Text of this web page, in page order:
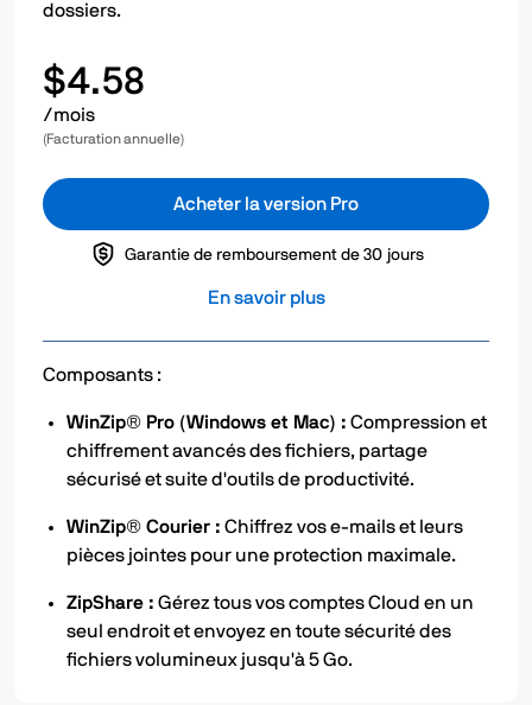
dossiers.
$4.58
/mois
(Facturation annuelle)
Acheter la version Pro
Garantie de remboursement de 30 jours
En savoir plus
Composants :
WinZip® Pro (Windows et Mac) : Compression et
chiffrement avancés des fichiers, partage
sécurisé et suite d'outils de productivité.
WinZip® Courier : Chiffrez vos e-mails et leurs
pièces jointes pour une protection maximale.
ZipShare : Gérez tous vos comptes Cloud en un
seul endroit et envoyez en toute sécurité des
fichiers volumineux jusqu'à 5 Go.